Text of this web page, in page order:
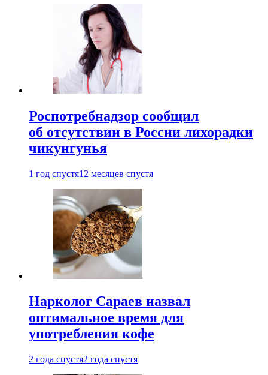
Роспотребнадзор сообщил
об отсутствии в России лихорадки
чикунгунья
1 год спустя12 месяцев спустя
Нарколог Сараев назвал
оптимальное время для
употребления кофе
2 года спустя2 года спустя